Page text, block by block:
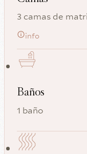
3 camas de
info
Baños
1 baño